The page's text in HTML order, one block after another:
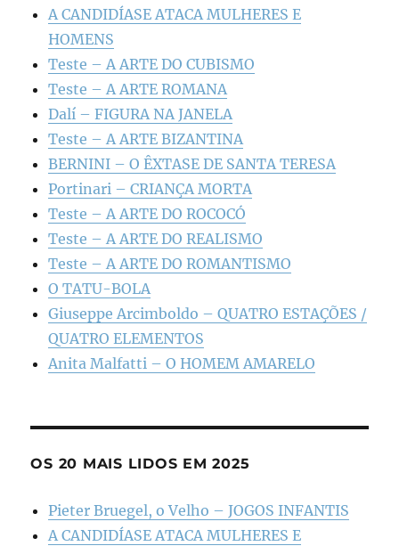
A CANDIDÍASE ATACA MULHERES E
HOMENS
Teste – A ARTE DO CUBISMO
Teste – A ARTE ROMANA
Dalí – FIGURA NA JANELA
Teste – A ARTE BIZANTINA
BERNINI – O ÊXTASE DE SANTA TERESA
Portinari – CRIANÇA MORTA
Teste – A ARTE DO ROCOCÓ
Teste – A ARTE DO REALISMO
Teste – A ARTE DO ROMANTISMO
O TATU-BOLA
Giuseppe Arcimboldo – QUATRO ESTAÇÕES /
QUATRO ELEMENTOS
Anita Malfatti – O HOMEM AMARELO
OS 20 MAIS LIDOS EM 2025
Pieter Bruegel, o Velho – JOGOS INFANTIS
A CANDIDÍASE ATACA MULHERES E